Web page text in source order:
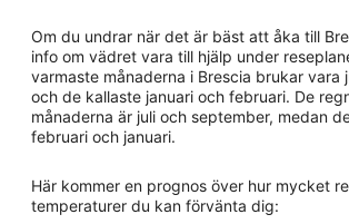
Om du undrar när det är bäst att åka till
info om vädret vara till hjälp under
varmaste månaderna i Brescia brukar vara
och de kallaste januari och februari. De
månaderna är juli och september, medan
februari och januari.
Här kommer en prognos över hur mycket
temperaturer du kan förvänta dig: